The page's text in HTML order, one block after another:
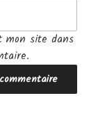
mon site dans